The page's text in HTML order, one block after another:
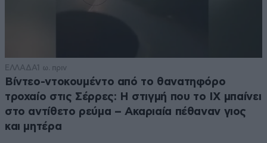
ΕΛΛΑΔΑ1 ω. πριν
Βίντεο-ντοκουμέντο από το θανατηφόρο
τροχαίο στις Σέρρες: Η στιγμή που το ΙΧ μπαίνει
στο αντίθετο ρεύμα – Ακαριαία πέθαναν γιος
και μητέρα